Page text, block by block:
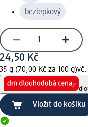
bezlepkový
24,50 Kč
35 g (70,00 Kč za 100 g)vč.
Vložit do košíku